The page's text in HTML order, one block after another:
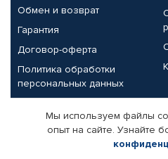
Обмен и возврат
Гарантия
Договор-оферта
Политика обработки
персональных данных
Партнерам
Корпоративным клиентам
Мы используем файлы
опыт на сайте. Узнайте